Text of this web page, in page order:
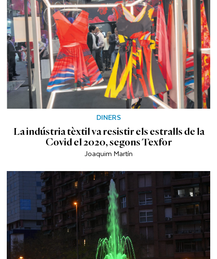
DINERS
La indústria tèxtil va resistir els estralls de la
Covid el 2020, segons Texfor
Joaquim Martín